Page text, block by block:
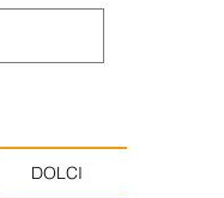
DOLCI